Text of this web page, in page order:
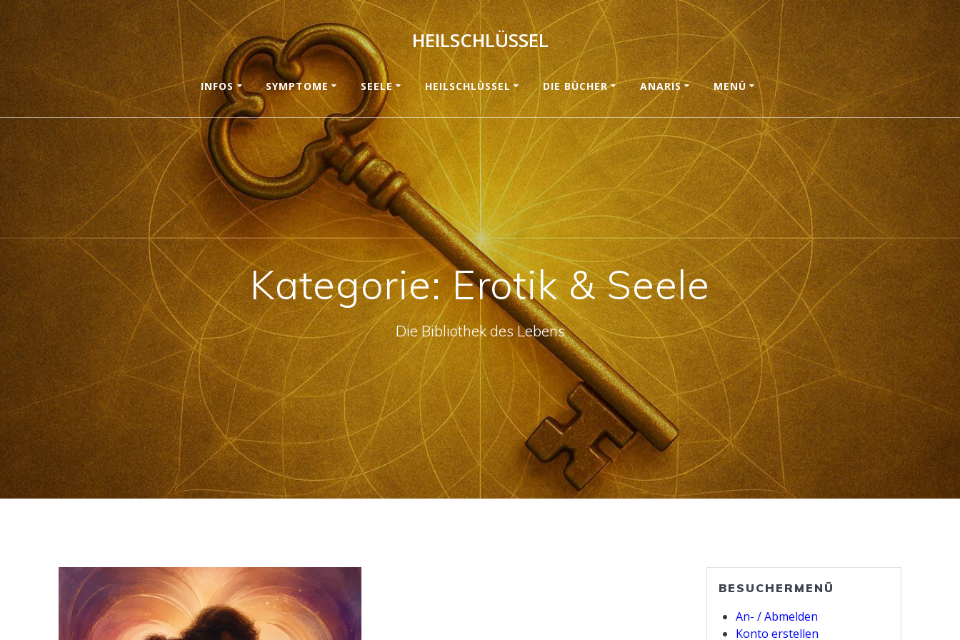
HEILSCHLÜSSEL
INFOS SYMPTOME SEELE HEILSCHLÜSSEL DIE BÜCHER ANARIS MENÜ
Kategorie:Erotik & Seele
Die Bibliothek des Lebens
BESUCHERMENÜ
An- / Abmelden
Konto erstellen